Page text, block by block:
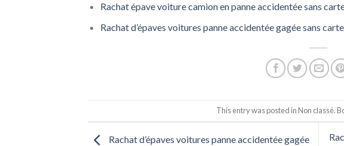
Rachat épave voiture camion en panne accidentée sans
Rachat d’épaves voitures panne accidentée gagée sans
This entry was posted in Non classé.
Rachat d’épaves voitures panne accidentée gagée